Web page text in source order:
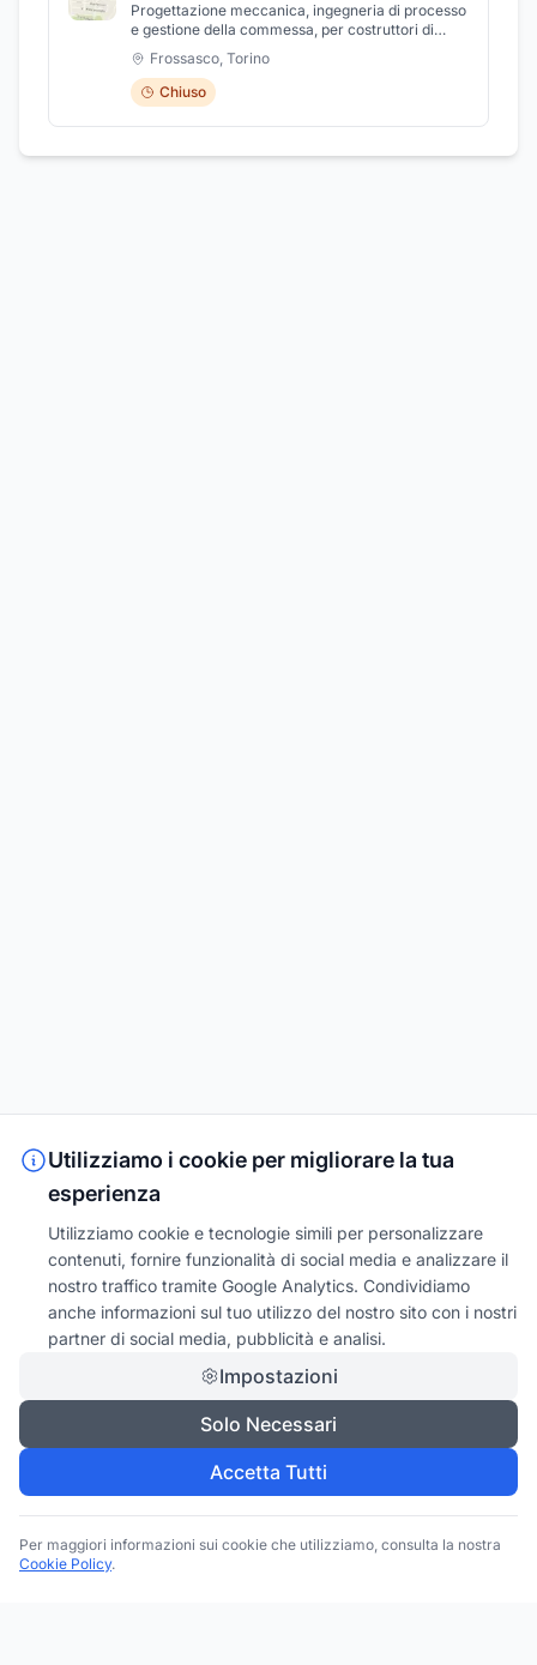
Progettazione meccanica, ingegneria di processo
e gestione della commessa, per costruttori di
macchine utensili e di sistemi di automazione
industriale
Frossasco, Torino
Chiuso
Utilizziamo i cookie per migliorare la tua
esperienza
Utilizziamo cookie e tecnologie simili per personalizzare
contenuti, fornire funzionalità di social media e analizzare il
nostro traffico tramite Google Analytics. Condividiamo
anche informazioni sul tuo utilizzo del nostro sito con i nostri
partner di social media, pubblicità e analisi.
Impostazioni
Solo Necessari
Accetta Tutti
Per maggiori informazioni sui cookie che utilizziamo, consulta la nostra
Cookie Policy.